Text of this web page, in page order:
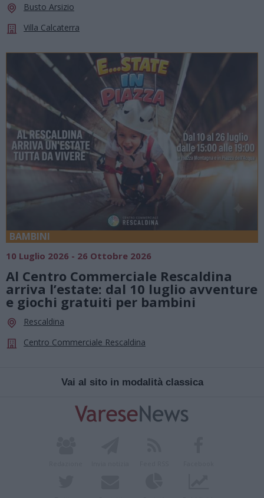
Busto Arsizio
Villa Calcaterra
BAMBINI
10 Luglio 2026 - 26 Ottobre 2026
Al Centro Commerciale Rescaldina
arriva l’estate: dal 10 luglio avventure
e giochi gratuiti per bambini
Rescaldina
Centro Commerciale Rescaldina
Vai al sito in modalità classica